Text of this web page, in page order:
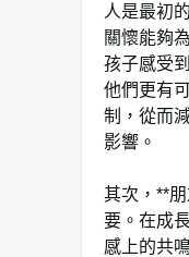
人是最初
關懷能夠
孩子感受
他們更有
制，從而
影響。
其次，**
要。在成
感上的共